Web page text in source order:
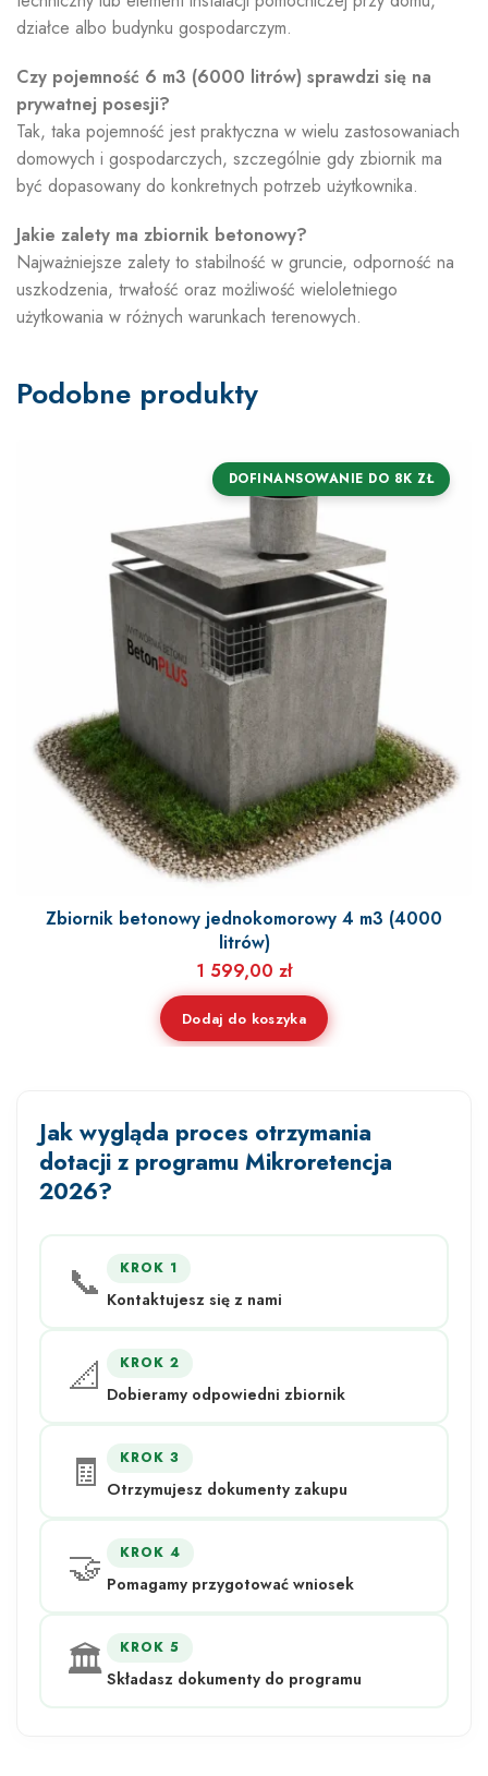
działce albo budynku gospodarczym.
Czy pojemność 6 m3 (6000 litrów) sprawdzi się na
prywatnej posesji?
Tak, taka pojemność jest praktyczna w wielu zastosowaniach
domowych i gospodarczych, szczególnie gdy zbiornik ma
być dopasowany do konkretnych potrzeb użytkownika.
Jakie zalety ma zbiornik betonowy?
Najważniejsze zalety to stabilność w gruncie, odporność na
uszkodzenia, trwałość oraz możliwość wieloletniego
użytkowania w różnych warunkach terenowych.
Podobne produkty
DOFINANSOWANIE DO 8K ZŁ
Zbiornik betonowy jednokomorowy 4 m3 (4000
litrów)
1 599,00 zł
Dodaj do koszyka
Jak wygląda proces otrzymania
dotacji z programu Mikroretencja
2026?
📞 KROK 1
Kontaktujesz się z nami
📐 KROK 2
Dobieramy odpowiedni zbiornik
🧾 KROK 3
Otrzymujesz dokumenty zakupu
🤝 KROK 4
Pomagamy przygotować wniosek
🏛️ KROK 5
Składasz dokumenty do programu